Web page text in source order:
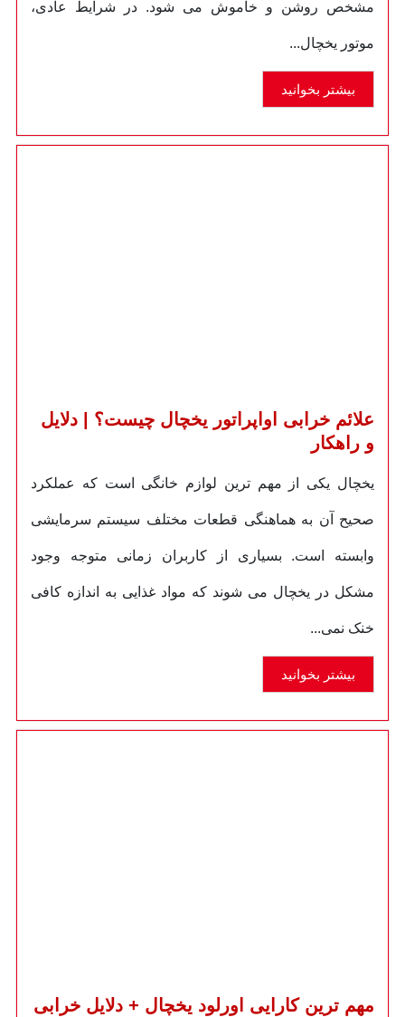
مشخص روشن و خاموش می شود. در شرایط عادی،
موتور یخچال...
بیشتر بخوانید
علائم خرابی اواپراتور یخچال چیست؟ | دلایل
و راهکار
یخچال یکی از مهم ترین لوازم خانگی است که عملکرد
صحیح آن به هماهنگی قطعات مختلف سیستم سرمایشی
وابسته است. بسیاری از کاربران زمانی متوجه وجود
مشکل در یخچال می شوند که مواد غذایی به اندازه کافی
خنک نمی...
بیشتر بخوانید
مهم ترین کارایی اورلود یخچال + دلایل خرابی